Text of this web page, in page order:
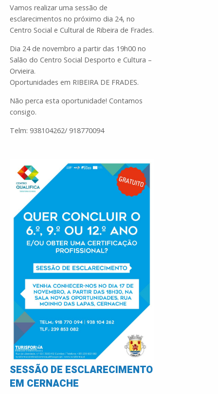
Vamos realizar uma sessão de
esclarecimentos no próximo dia 24, no
Centro Social e Cultural de Ribeira de Frades.
Dia 24 de novembro a partir das 19h00 no
Salão do Centro Social Desporto e Cultura –
Orvieira.
Oportunidades em RIBEIRA DE FRADES.
Não perca esta oportunidade! Contamos
consigo.
Telm: 938104262/ 918770094
SESSÃO DE ESCLARECIMENTO
EM CERNACHE